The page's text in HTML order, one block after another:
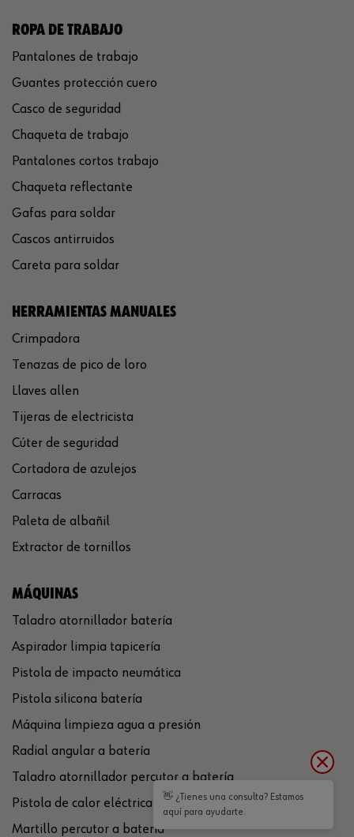
ROPA DE TRABAJO
Pantalones de trabajo
Guantes protección cuero
Casco de seguridad
Chaqueta de trabajo
Pantalones cortos trabajo
Chaqueta reflectante
Gafas para soldar
Cascos antirruidos
Careta para soldar
HERRAMIENTAS MANUALES
Crimpadora
Tenazas de pico de loro
Llaves allen
Tijeras de electricista
Cúter de seguridad
Cortadora de azulejos
Carracas
Paleta de albañil
Extractor de tornillos
MÁQUINAS
Taladro atornillador batería
Aspirador limpia tapicería
Pistola de impacto neumática
Pistola silicona batería
Máquina limpieza agua a presión
Radial angular a batería
Taladro atornillador percutor a batería
Pistola de calor eléctrica
Martillo percutor a batería
👋 ¿Tienes una consulta? Estamos
aquí para ayudarte.